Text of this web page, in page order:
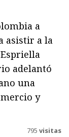
a
asistir a la
adelantó
una
y
795 visitas